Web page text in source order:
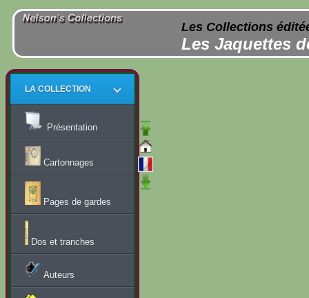
Les Collections
Les Jaquettes
LA COLLECTION
Présentation
Cartonnages
Pages de gardes
Dos et tranches
Auteurs